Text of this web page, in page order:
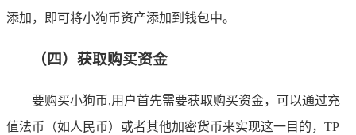
添加，即可将小狗币资产添加到钱包中。
（四）获取购买资金
要购买小狗币,用户首先需要获取购买资金，可以通过充
值法币（如人民币）或者其他加密货币来实现这一目的，TP